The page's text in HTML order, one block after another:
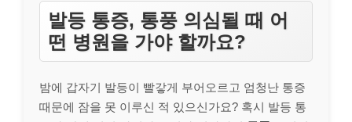
발등 통증, 통풍 의심될 때 어
떤 병원을 가야 할까요?
밤에 갑자기 발등이 빨갛게 부어오르고 엄청난 통증
때문에 잠을 못 이루신 적 있으신가요? 혹시 발등 통